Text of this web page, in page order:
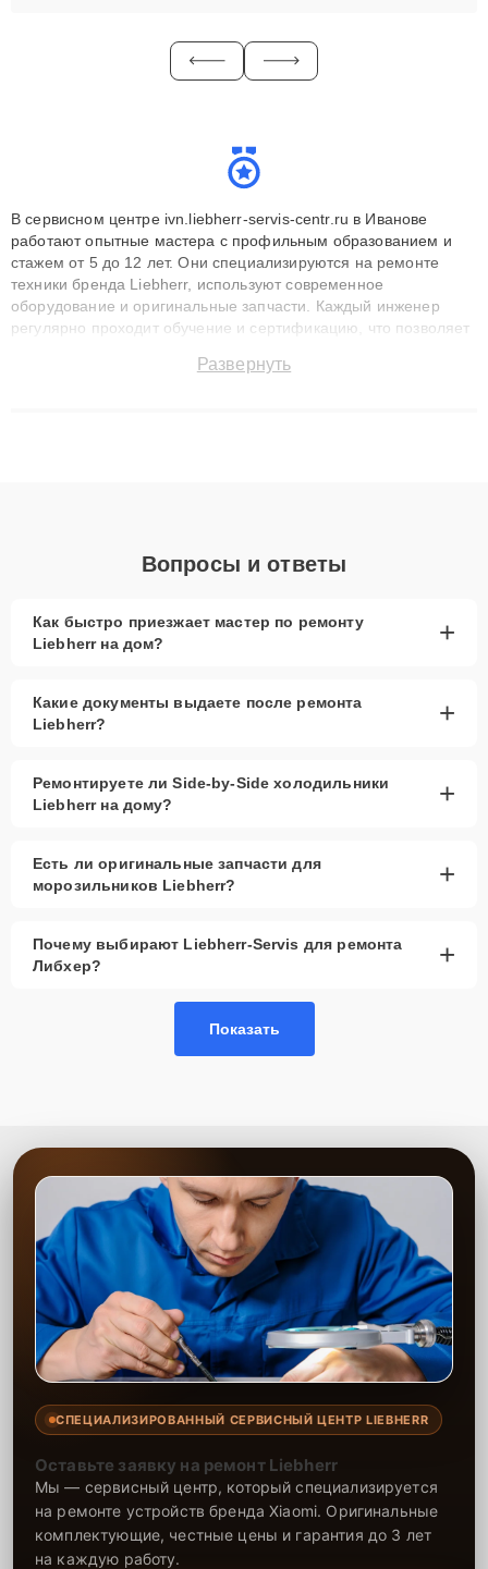
В сервисном центре ivn.liebherr-servis-centr.ru в Иванове
работают опытные мастера с профильным образованием и
стажем от 5 до 12 лет. Они специализируются на ремонте
техники бренда Liebherr, используют современное
оборудование и оригинальные запчасти. Каждый инженер
регулярно проходит обучение и сертификацию, что позволяет
технику с сохранением гарантии до 3 лет. Наши мастера
Развернуть
Вопросы и ответы
Как быстро приезжает мастер по ремонту
Liebherr на дом?
+
Какие документы выдаете после ремонта
Liebherr?
+
Ремонтируете ли Side-by-Side холодильники
Liebherr на дому?
+
Есть ли оригинальные запчасти для
морозильников Liebherr?
+
Почему выбирают Liebherr-Servis для ремонта
Либхер?
+
Показать
СПЕЦИАЛИЗИРОВАННЫЙ СЕРВИСНЫЙ ЦЕНТР LIEBHERR
Оставьте заявку на ремонт Liebherr
Мы — сервисный центр, который специализируется
на ремонте устройств бренда Xiaomi. Оригинальные
комплектующие, честные цены и гарантия до 3 лет
на каждую работу.